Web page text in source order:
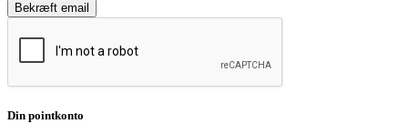
Bekræft email
Din pointkonto